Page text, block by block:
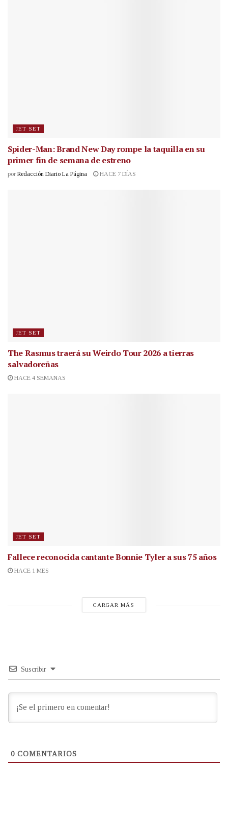
JET SET
Spider-Man: Brand New Day rompe la taquilla en su
primer fin de semana de estreno
por Redacción Diario La Página HACE 7 DÍAS
JET SET
The Rasmus traerá su Weirdo Tour 2026 a tierras
salvadoreñas
HACE 4 SEMANAS
JET SET
Fallece reconocida cantanteBonnie Tyler a sus 75 años
HACE 1 MES
CARGAR MÁS
Suscribir
0 COMENTARIOS